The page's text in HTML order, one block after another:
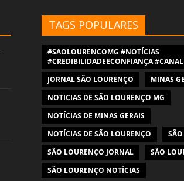
TAGS POPULARES
#SAOLOURENCOMG #NOTÍCIAS
#CREDIBILIDADEECONFIANÇA
JORNAL SÃO LOURENÇO
MINAS
NOTICIAS DE SÃO LOURENÇO MG
NOTÍCIAS DE MINAS GERAIS
NOTÍCIAS DE SÃO LOURENÇO
SÃO LOURENÇO JORNAL
SÃO
SÃO LOURENÇO NOTÍCIAS